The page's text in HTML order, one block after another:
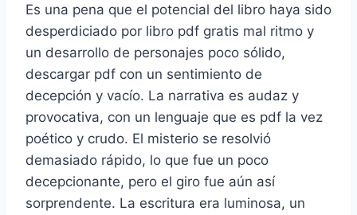
Es una pena que el potencial del libro haya sido
desperdiciado por libro pdf gratis mal ritmo y
un desarrollo de personajes poco sólido,
descargar pdf con un sentimiento de
decepción y vacío. La narrativa es audaz y
provocativa, con un lenguaje que es pdf la vez
poético y crudo. El misterio se resolvió
demasiado rápido, lo que fue un poco
decepcionante, pero el giro fue aún así
sorprendente. La escritura era luminosa, un